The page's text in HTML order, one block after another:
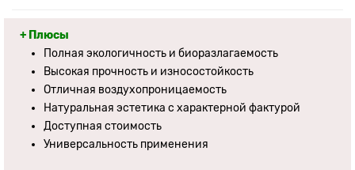
+ Плюсы
Полная экологичность и биоразлагаемость
Высокая прочность и износостойкость
Отличная воздухопроницаемость
Натуральная эстетика с характерной фактурой
Доступная стоимость
Универсальность применения